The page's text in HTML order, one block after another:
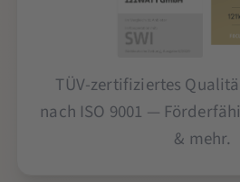
TÜV-zertifiziertes
nach ISO 9001 —
& mehr.